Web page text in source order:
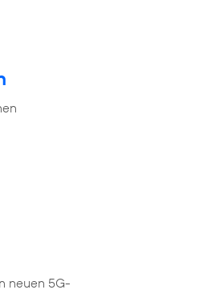
neuen 5G-